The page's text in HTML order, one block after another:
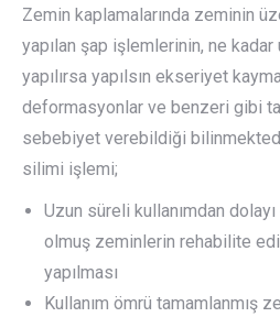
Zemin kaplamalarında zeminin
yapılan şap işlemlerinin, ne
yapılırsa yapılsın ekseriyet
deformasyonlar ve benzeri gibi
sebebiyet verebildiği
silimi işlemi;
Uzun süreli kullanımdan
olmuş zeminlerin rehabilite
yapılması
Kullanım ömrü tamamlanmış